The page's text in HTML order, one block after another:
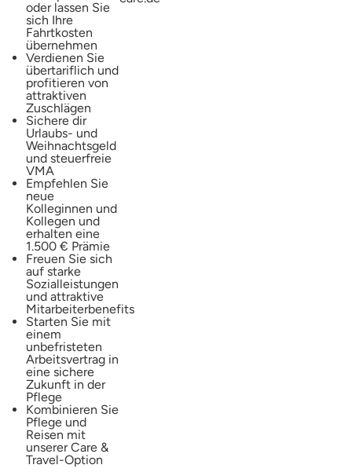
oder lassen Sie
sich Ihre
Fahrtkosten
übernehmen
Verdienen Sie
übertariflich und
profitieren von
attraktiven
Zuschlägen
Sichere dir
Urlaubs- und
Weihnachtsgeld
und steuerfreie
VMA
Empfehlen Sie
neue
Kolleginnen und
Kollegen und
erhalten eine
1.500 € Prämie
Freuen Sie sich
auf starke
Sozialleistungen
und attraktive
Mitarbeiterbenefits
Starten Sie mit
einem
unbefristeten
Arbeitsvertrag in
eine sichere
Zukunft in der
Pflege
Kombinieren Sie
Pflege und
Reisen mit
unserer Care &
Travel-Option